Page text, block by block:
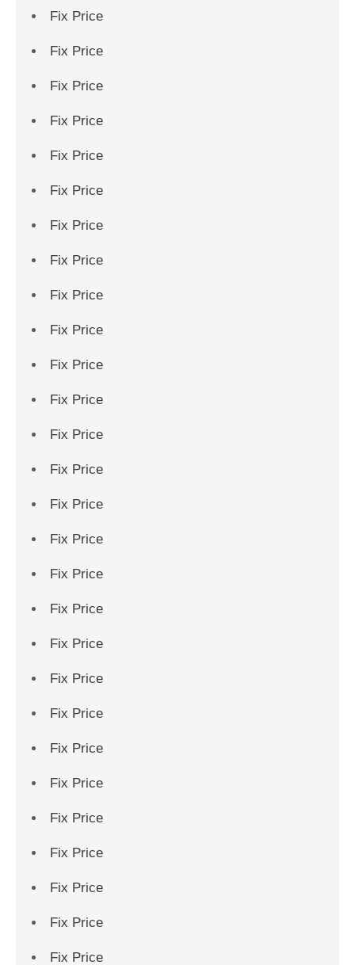
Fix Price
Fix Price
Fix Price
Fix Price
Fix Price
Fix Price
Fix Price
Fix Price
Fix Price
Fix Price
Fix Price
Fix Price
Fix Price
Fix Price
Fix Price
Fix Price
Fix Price
Fix Price
Fix Price
Fix Price
Fix Price
Fix Price
Fix Price
Fix Price
Fix Price
Fix Price
Fix Price
Fix Price